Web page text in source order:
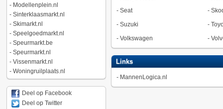
- Modellenplein.nl
- Sinterklaasmarkt.nl
- Skimarkt.nl
- Speelgoedmarkt.nl
- Speurmarkt.be
- Speurmarkt.nl
- Vissenmarkt.nl
- Woningruilplaats.nl
Deel op Facebook
Deel op Twitter
- Seat -
- Suzuki -
- Volkswagen -
Links
- MannenLogica.nl